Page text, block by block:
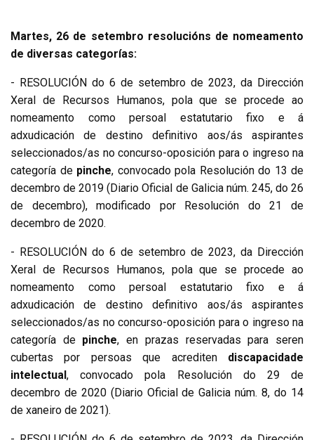
Martes, 26 de setembro resolucións de nomeamento
de diversas categorías:
- RESOLUCIÓN do 6 de setembro de 2023, da Dirección
Xeral de Recursos Humanos, pola que se procede ao
nomeamento como persoal estatutario fixo e á
adxudicación de destino definitivo aos/ás aspirantes
seleccionados/as no concurso-oposición para o ingreso na
categoría de pinche, convocado pola Resolución do 13 de
decembro de 2019 (Diario Oficial de Galicia núm. 245, do 26
de decembro), modificado por Resolución do 21 de
decembro de 2020.
- RESOLUCIÓN do 6 de setembro de 2023, da Dirección
Xeral de Recursos Humanos, pola que se procede ao
nomeamento como persoal estatutario fixo e á
adxudicación de destino definitivo aos/ás aspirantes
seleccionados/as no concurso-oposición para o ingreso na
categoría de pinche, en prazas reservadas para seren
cubertas por persoas que acrediten discapacidade
intelectual , convocado pola Resolución do 29 de
decembro de 2020 (Diario Oficial de Galicia núm. 8, do 14
de xaneiro de 2021).